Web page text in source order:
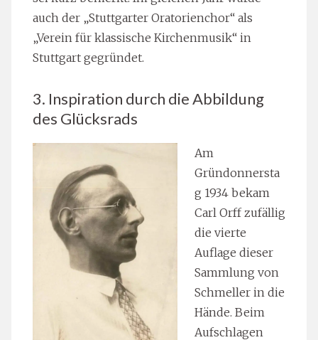
auch der „Stuttgarter Oratorienchor“ als
„Verein für klassische Kirchenmusik“ in
Stuttgart gegründet.
3. Inspiration durch die Abbildung
des Glücksrads
Am
Gründonnersta
g 1934 bekam
Carl Orff zufällig
die vierte
Auflage dieser
Sammlung von
Schmeller in die
Hände. Beim
Aufschlagen